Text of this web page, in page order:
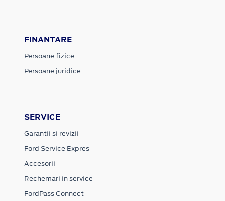
FINANTARE
Persoane fizice
Persoane juridice
SERVICE
Garantii si revizii
Ford Service Expres
Accesorii
Rechemari in service
FordPass Connect